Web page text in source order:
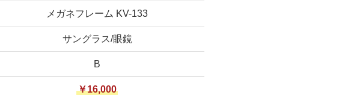
メガネフレーム KV-133
サングラス/眼鏡
B
￥16,000